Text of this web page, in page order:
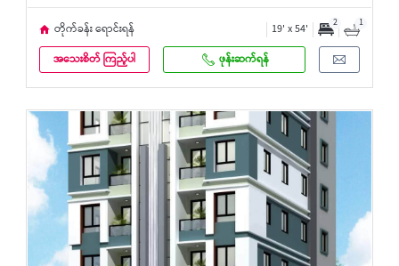
တိုက်ခန်း ရောင်းရန် 19' x 54' 2 1
အသေးစိတ် ကြည့်ပါ ဖုန်းဆက်ရန်